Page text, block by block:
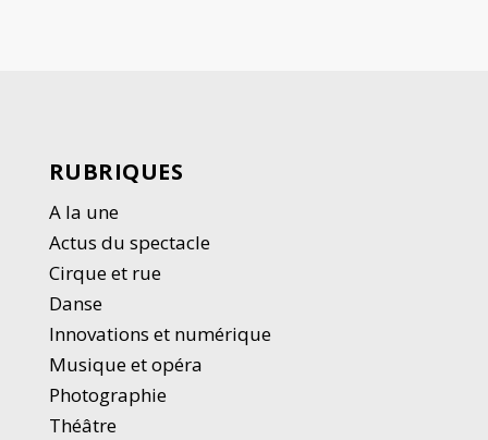
RUBRIQUES
A la une
Actus du spectacle
Cirque et rue
Danse
Innovations et numérique
Musique et opéra
Photographie
Théâtre